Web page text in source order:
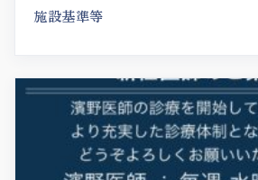
施設基準等